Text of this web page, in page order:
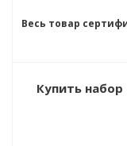
Весь товар
Купить набор